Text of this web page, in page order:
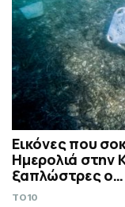
Εικόνες που
Ημερολιά στην
ξαπλώστρες
TO10